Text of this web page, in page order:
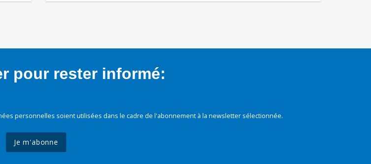
pour rester informé:
personnelles soient utilisées dans le cadre de l'abonnement à la newsletter sélectionnée.
Je m'abonne